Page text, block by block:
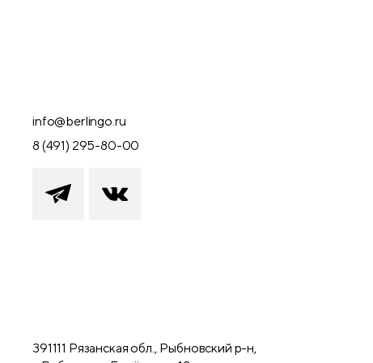
info@berlingo.ru
8 (491) 295-80-00
391111 Рязанская обл., Рыбновский р-н,